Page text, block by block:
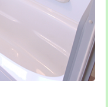
8,800円
22,000円